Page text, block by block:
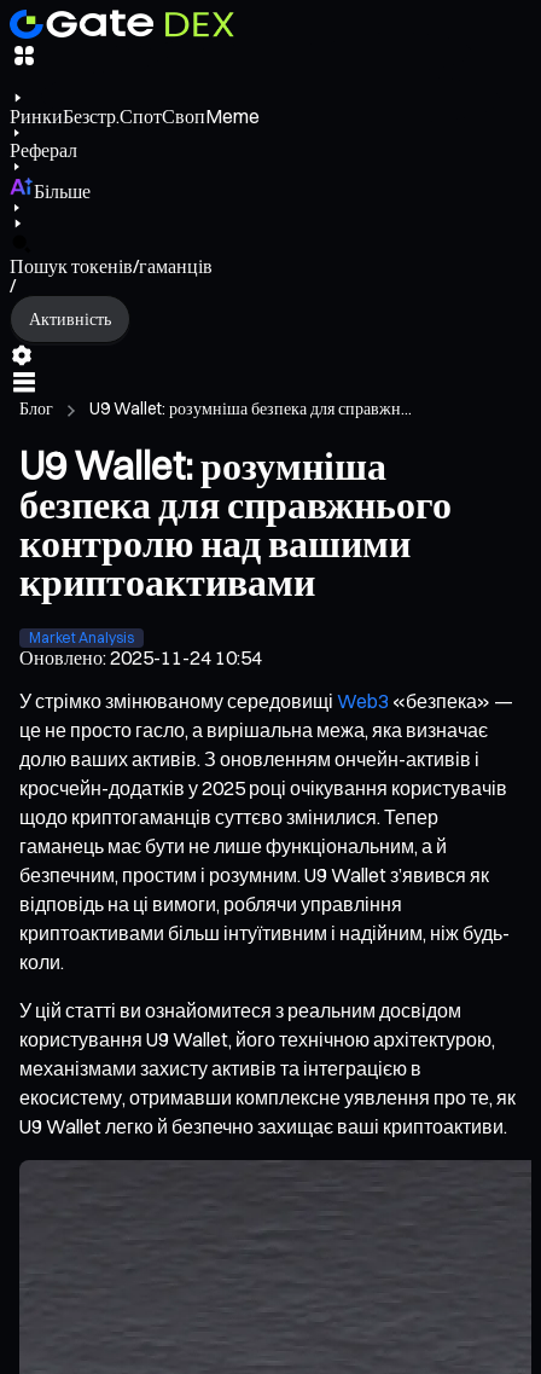
РинкиБезстр.СпотСвопMeme
Реферал
Більше
Пошук токенів/гаманців
/
Активність
Блог U9 Wallet: розумніша безпека для справжн...
U9 Wallet: розумніша
безпека для справжнього
контролю над вашими
криптоактивами
Market Analysis
Оновлено:2025-11-24 10:54
У стрімко змінюваному середовищі Web3 «безпека» —
це не просто гасло, а вирішальна межа, яка визначає
долю ваших активів. З оновленням ончейн-активів і
кросчейн-додатків у 2025 році очікування користувачів
щодо криптогаманців суттєво змінилися. Тепер
гаманець має бути не лише функціональним, а й
безпечним, простим і розумним. U9 Wallet з’явився як
відповідь на ці вимоги, роблячи управління
криптоактивами більш інтуїтивним і надійним, ніж будь-
коли.
У цій статті ви ознайомитеся з реальним досвідом
користування U9 Wallet, його технічною архітектурою,
механізмами захисту активів та інтеграцією в
екосистему, отримавши комплексне уявлення про те, як
U9 Wallet легко й безпечно захищає ваші криптоактиви.